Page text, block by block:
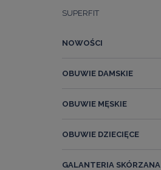
SUPERFIT
NOWOŚCI
OBUWIE DAMSKIE
OBUWIE MĘSKIE
OBUWIE DZIECIĘCE
GALANTERIA SKÓRZANA